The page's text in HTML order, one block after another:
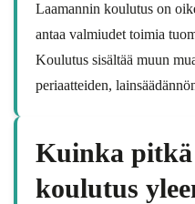
Laamannin koulutus on
antaa valmiudet toimia
Koulutus sisältää muun
periaatteiden,
Kuinka
koulutus